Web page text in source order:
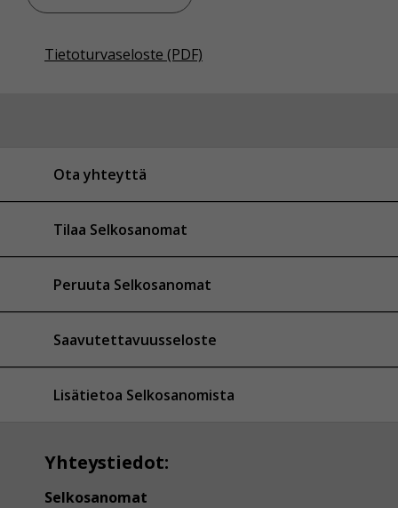
Tietoturvaseloste (PDF)
Ota yhteyttä
Tilaa Selkosanomat
Peruuta Selkosanomat
Saavutettavuusseloste
Lisätietoa Selkosanomista
Yhteystiedot:
Selkosanomat